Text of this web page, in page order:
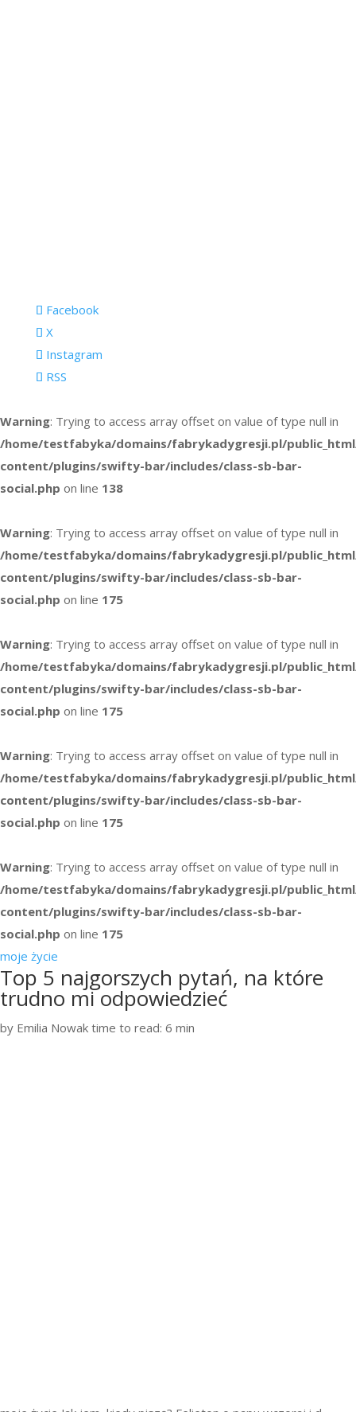
Facebook
X
Instagram
RSS
Warning: Trying to access array offset on value of type null in
/home/testfabyka/domains/fabrykadygresji.pl/
content/plugins/swifty-bar/includes/class-sb-bar-
social.php on line 138
Warning: Trying to access array offset on value of type null in
/home/testfabyka/domains/fabrykadygresji.pl/
content/plugins/swifty-bar/includes/class-sb-bar-
social.php on line 175
Warning: Trying to access array offset on value of type null in
/home/testfabyka/domains/fabrykadygresji.pl/
content/plugins/swifty-bar/includes/class-sb-bar-
social.php on line 175
Warning: Trying to access array offset on value of type null in
/home/testfabyka/domains/fabrykadygresji.pl/
content/plugins/swifty-bar/includes/class-sb-bar-
social.php on line 175
Warning: Trying to access array offset on value of type null in
/home/testfabyka/domains/fabrykadygresji.pl/
content/plugins/swifty-bar/includes/class-sb-bar-
social.php on line 175
moje życie
Top 5 najgorszych pytań, na które
trudno mi odpowiedzieć
by Emilia Nowak time to read: 6 min